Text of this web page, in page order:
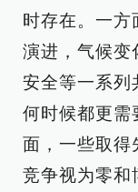
时存在。一
演进，气候变
安全等一系列
何时候都更需
面，一些取得
竞争视为零和